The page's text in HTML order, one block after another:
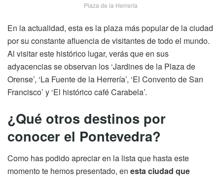
Plaza de la Herrería
En la actualidad, esta es la plaza más popular de la ciudad
por su constante afluencia de visitantes de todo el mundo.
Al visitar este histórico lugar, verás que en sus
adyacencias se observan los ‘Jardines de la Plaza de
Orense’, ‘La Fuente de la Herrería’, ‘El Convento de San
Francisco’ y ‘El histórico café Carabela’.
¿Qué otros destinos por
conocer el Pontevedra?
Como has podido apreciar en la lista que hasta este
momento te hemos presentado, en esta ciudad que